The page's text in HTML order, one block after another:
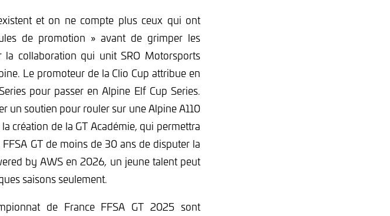
et on ne compte plus ceux qui ont
de promotion » avant de grimper les
la collaboration qui unit SRO Motorsports
Le promoteur de la Clio Cup attribue en
pour passer en Alpine Elf Cup Series.
un soutien pour rouler sur une Alpine A110
création de la GT Académie, qui permettra
GT de moins de 30 ans de disputer la
by AWS en 2026, un jeune talent peut
saisons seulement.
de France FFSA GT 2025 sont